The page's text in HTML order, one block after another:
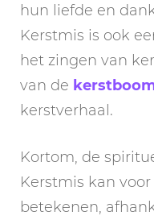
hun liefde en
Kerstmis is ook
het zingen van
van de
kerstverhaal.
Kortom, de
Kerstmis kan
betekenen,